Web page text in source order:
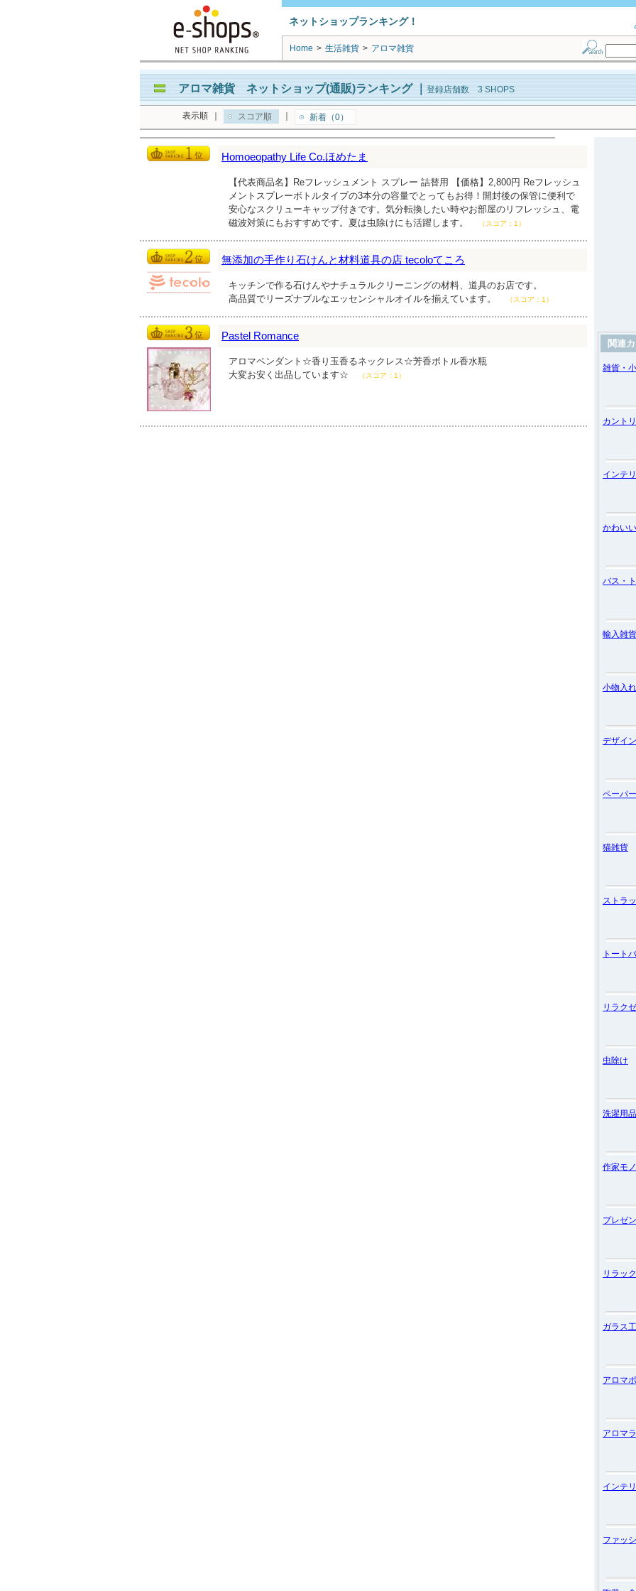
ネットショップランキング！
Home > 生活雑貨 > アロマ雑貨
アロマ雑貨 ネットショップ(通販)ランキング｜ 登録店舗数 3 SHOPS
表示順 スコア順 新着（0）
Homoeopathy Life Co.ほめたま
【代表商品名】Reフレッシュメント スプレー 詰替用 【価格】2,800円 Reフレッシュ
メントスプレーボトルタイプの3本分の容量でとってもお得！開封後の保管に便利で
安心なスクリューキャップ付きです。気分転換したい時やお部屋のリフレッシュ、電
磁波対策にもおすすめです。夏は虫除けにも活躍します。
（スコア：1）
無添加の手作り石けんと材料道具の店 tecoloてころ
キッチンで作る石けんやナチュラルクリーニングの材料、道具のお店です。
高品質でリーズナブルなエッセンシャルオイルを揃えています。
（スコア：1）
Pastel Romance
アロマペンダント☆香り玉香るネックレス☆芳香ボトル香水瓶
大変お安く出品しています☆
（スコア：1）
関連
雑貨・
カント
インテ
かわい
バス・
輸入雑貨
小物入れ
デザイ
ペーパ
猫雑貨
ストラ
トート
リラク
虫除け
洗濯用品
作家モノ
プレゼ
リラッ
ガラス
アロマ
アロマ
インテ
ファッ